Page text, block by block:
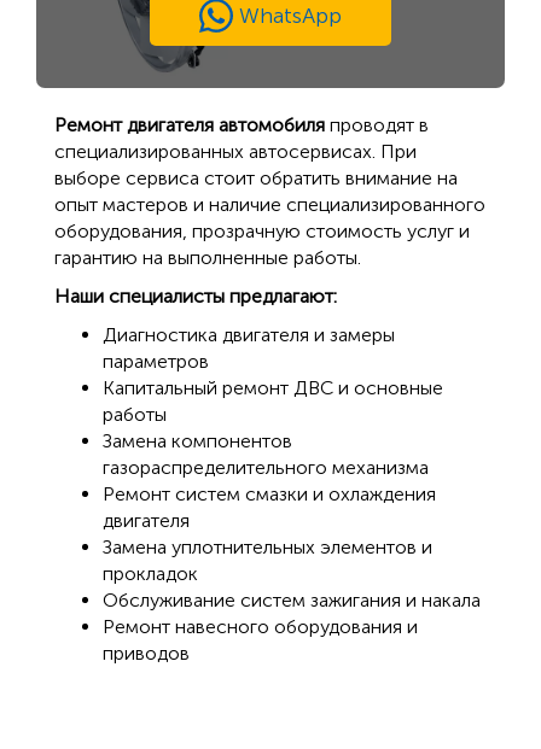
WhatsApp
Ремонт двигателя автомобиля проводят в
специализированных автосервисах. При
выборе сервиса стоит обратить внимание на
опыт мастеров и наличие специализированного
оборудования, прозрачную стоимость услуг и
гарантию на выполненные работы.
Наши специалисты предлагают:
Диагностика двигателя и замеры
параметров
Капитальный ремонт ДВС и основные
работы
Замена компонентов
газораспределительного механизма
Ремонт систем смазки и охлаждения
двигателя
Замена уплотнительных элементов и
прокладок
Обслуживание систем зажигания и накала
Ремонт навесного оборудования и
приводов